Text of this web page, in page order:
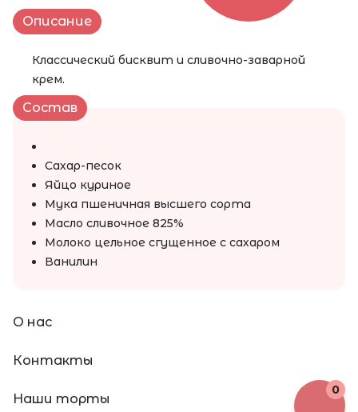
Описание
Классический бисквит и сливочно-заварной
крем.
Состав
Сахар-песок
Яйцо куриное
Мука пшеничная высшего сорта
Масло сливочное 825%
Молоко цельное сгущенное с сахаром
Ванилин
0
О нас
Контакты
Наши торты